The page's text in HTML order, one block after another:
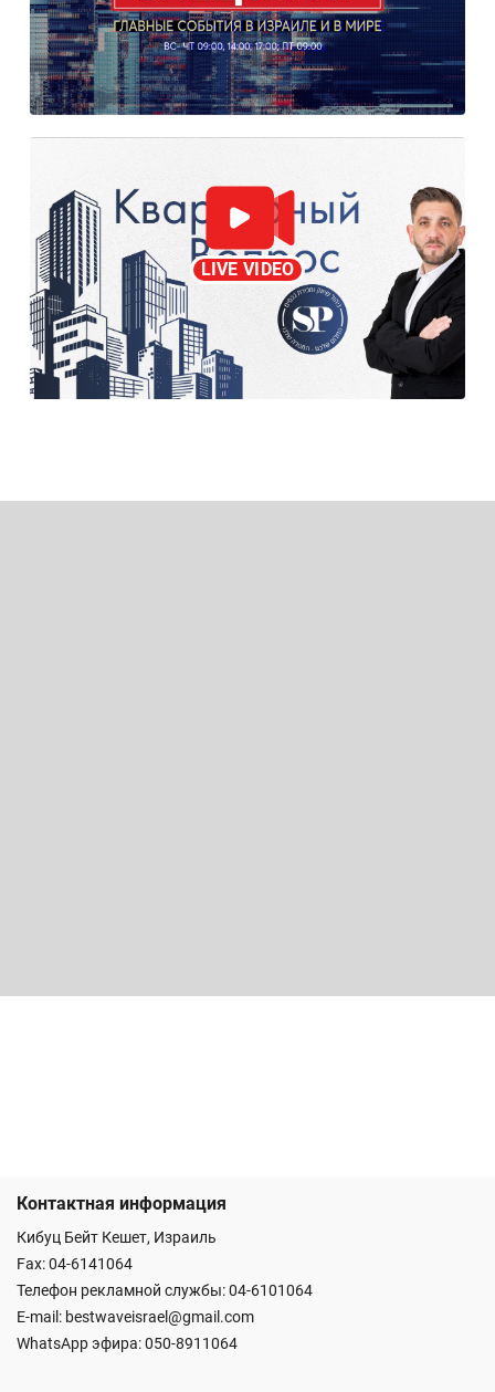
LIVE VIDEO
Контактная информация
Кибуц Бейт Кешет, Израиль
Fax: 04-6141064
Телефон рекламной службы: 04-6101064
E-mail: bestwaveisrael@gmail.com
WhatsApp эфира:050-8911064